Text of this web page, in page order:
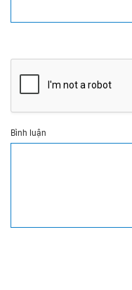
Bình luận